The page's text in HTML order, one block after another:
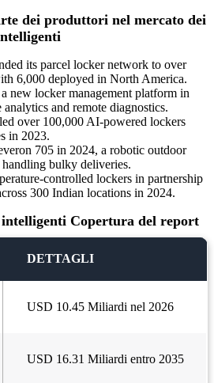
dei produttori nel mercato dei
its parcel locker network to over
6,000 deployed in North America.
new locker management platform in
and remote diagnostics.
over 100,000 AI-powered lockers
in 2023.
705 in 2024, a robotic outdoor
bulky deliveries.
controlled lockers in partnership
300 Indian locations in 2024.
Copertura del report
DETTAGLI
USD 10.45 Miliardi nel 2026
USD 16.31 Miliardi entro 2035